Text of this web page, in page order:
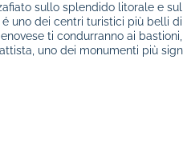
sullo splendido litorale e
uno dei centri turistici più belli
ti condurranno ai
uno dei monumenti più